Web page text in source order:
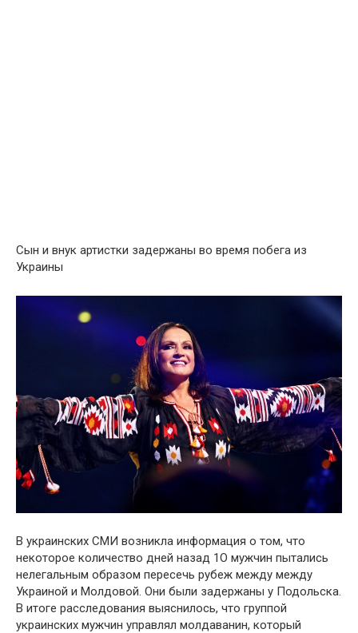
Сын и внук артистки задержаны во время побега из
Украины
В украинских СМИ возникла информация о том, что
некоторое количество дней назад 1О мужчин пытались
нелегальным образом пересечь рубеж между между
Украиной и Молдовой. Они были задержаны у Подольска.
В итоге расследования выяснилось, что группой
украинских мужчин управлял молдаванин, который